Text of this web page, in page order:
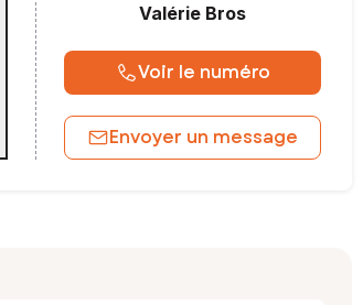
Valérie Bros
Voir le numéro
Envoyer un message